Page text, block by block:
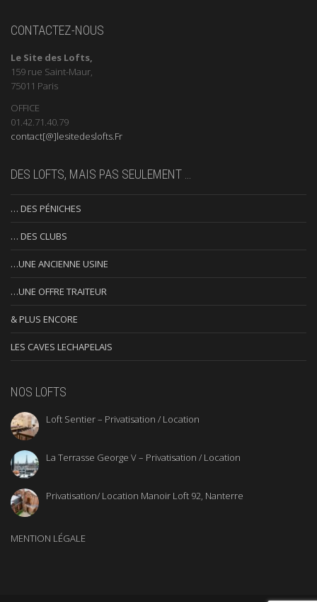
CONTACTEZ-NOUS
Le Site des Lofts,
159 rue Saint-Maur,
75011 Paris
OFFICE
01.42.71.40.79
contact[@]lesitedeslofts.Fr
DES LOFTS, MAIS PAS SEULEMENT …
… DES PÉNICHES
… DES CLUBS
…UNE ANCIENNE USINE
…UNE OFFRE TRAITEUR
& PLUS ENCORE
LES CAVES LECHAPELAIS
NOS LOFTS
Loft Sentier – Privatisation / Location
La Terrasse George V – Privatisation / Location
Privatisation/ Location Manoir Loft 92, Nanterre
MENTION LÉGALE